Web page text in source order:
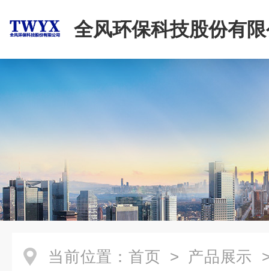
全风环保科技股份有
当前位置： 首页 > 产品展示